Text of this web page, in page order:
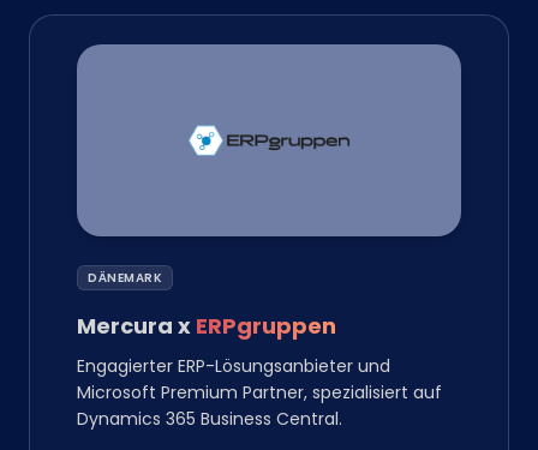
DÄNEMARK
Mercura x ERPgruppen
Engagierter ERP-Lösungsanbieter und
Microsoft Premium Partner, spezialisiert auf
Dynamics 365 Business Central.